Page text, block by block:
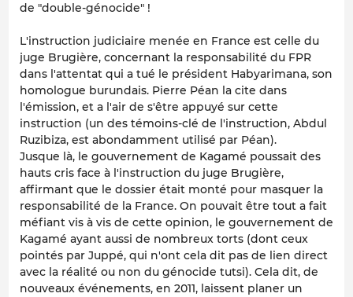
de "double-génocide" !
L'instruction judiciaire menée en France est celle du
juge Brugière, concernant la responsabilité du FPR
dans l'attentat qui a tué le président Habyarimana, son
homologue burundais. Pierre Péan la cite dans
l'émission, et a l'air de s'être appuyé sur cette
instruction (un des témoins-clé de l'instruction, Abdul
Ruzibiza, est abondamment utilisé par Péan).
Jusque là, le gouvernement de Kagamé poussait des
hauts cris face à l'instruction du juge Brugière,
affirmant que le dossier était monté pour masquer la
responsabilité de la France. On pouvait être tout a fait
méfiant vis à vis de cette opinion, le gouvernement de
Kagamé ayant aussi de nombreux torts (dont ceux
pointés par Juppé, qui n'ont cela dit pas de lien direct
avec la réalité ou non du génocide tutsi). Cela dit, de
nouveaux événements, en 2011, laissent planer un